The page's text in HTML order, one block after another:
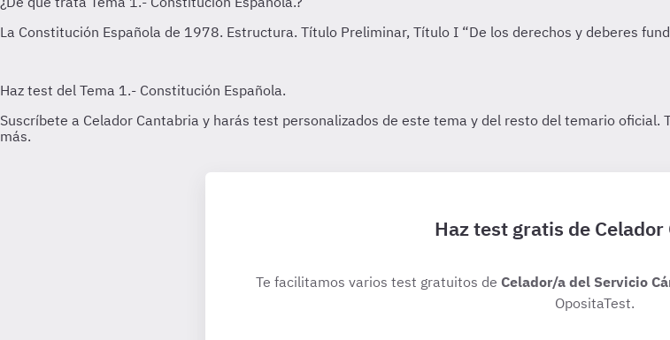
Haz test gratis de
Te facilitamos varios test gratuitos de Celador/a del Servicio
OpositaTest.